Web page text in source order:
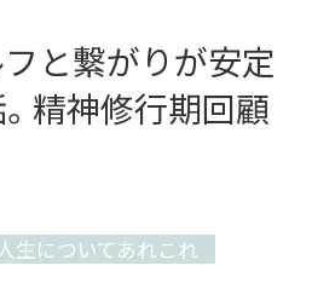
と繋がりが安定
精神修行期回顧
生についてあれこれ